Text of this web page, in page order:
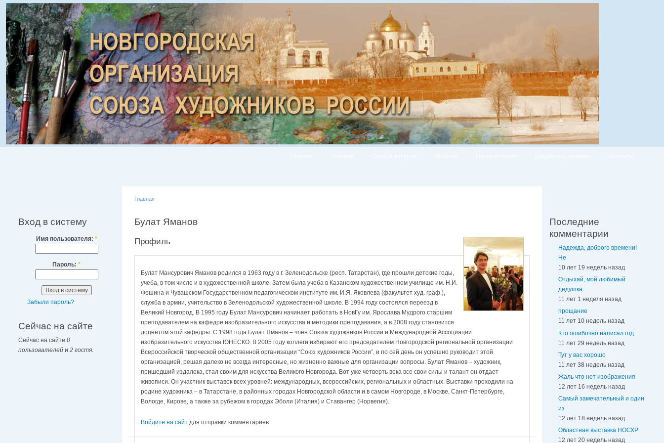
Вход в систему
Имя пользователя: *
Пароль: *
Забыли пароль?
Сейчас на сайте
Сейчас на сайте 0
пользователей и 2 гостя
Главная
Булат Яманов
Профиль
Булат Мансурович Яманов родился в 1963 году в г. Зеленодольске (респ. Татарстан), где прошли детские годы,
учеба, в том числе и в художественной школе. Затем была учеба в Казанском художественном училище им. Н.И.
Фешина и Чувашском Государственном педагогическом институте им. И.Я. Яковлева (факультет худ. граф.),
служба в армии, учительство в Зеленодольской художественной школе. В 1994 году состоялся переезд в
Великий Новгород. В 1995 году Булат Мансурович начинает работать в НовГу им. Ярослава Мудрого старшим
преподавателем на кафедре изобразительного искусства и методики преподавания, а в 2008 году становится
доцентом этой кафедры. С 1998 года Булат Яманов – член Союза художников России и Международной Ассоциации
изобразительного искусства ЮНЕСКО. В 2005 году коллеги избирают его председателем Новгородской региональной организации
Всероссийской творческой общественной организации “Союз художников России”, и по сей день он успешно руководит этой
организацией, решая далеко не всегда интересные, но жизненно важные для организации вопросы. Булат Яманов – художник,
пришедший издалека, стал своим для искусства Великого Новгорода. Вот уже четверть века все свои силы и талант он отдает
живописи. Он участник выставок всех уровней: международных, всероссийских, региональных и областных. Выставки проходили на
родине художника – в Татарстане, в районных городах Новгородской области и в самом Новгороде, в Москве, Санкт-Петербурге,
Вологде, Кирове, а также за рубежом в городах Эболи (Италия) и Ставангер (Норвегия).
Войдите на сайт для отправки комментариев
Последние
комментарии
Надежда, доброго времени!
Не
10 лет 19 недель назад
Отдыхай, мой любимый
дедушка.
11 лет 1 неделя назад
прощание
11 лет 10 недель назад
Кто ошибочно написал год
11 лет 29 недель назад
Тут у вас хорошо
11 лет 38 недель назад
Жаль что нет изображения
12 лет 16 недель назад
Самый замечательный и один
из
12 лет 18 недель назад
Областная выставка НОСХР
12 лет 20 недель назад